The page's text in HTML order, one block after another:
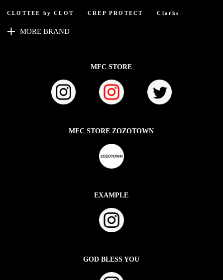
CLOTTEE by CLOT CREP PROTECT Clarks
MORE BRAND
MFC STORE
MFC STORE ZOZOTOWN
EXAMPLE
GOD BLESS YOU